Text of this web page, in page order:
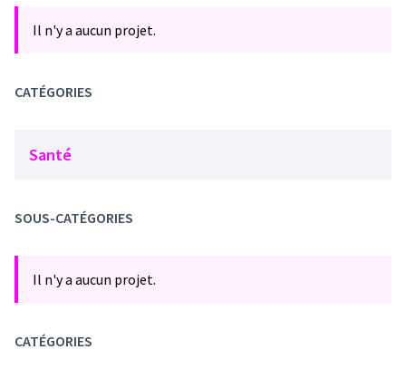
Il n'y a aucun projet.
CATÉGORIES
Santé
SOUS-CATÉGORIES
Il n'y a aucun projet.
CATÉGORIES